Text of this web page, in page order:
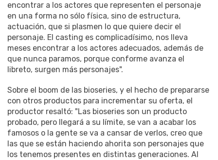
encontrar a los actores que representen el personaje
en una forma no sólo física, sino de estructura,
actuación, que si plasmen lo que quiere decir el
personaje. El casting es complicadísimo, nos lleva
meses encontrar a los actores adecuados, además de
que nunca paramos, porque conforme avanza el
libreto, surgen más personajes".
Sobre el boom de las bioseries, y el hecho de prepararse
con otros productos para incrementar su oferta, el
productor resaltó: "Las bioseries son un producto
probado, pero llegará a su límite, se van a acabar los
famosos o la gente se va a cansar de verlos, creo que
las que se están haciendo ahorita son personajes que
los tenemos presentes en distintas generaciones. Al